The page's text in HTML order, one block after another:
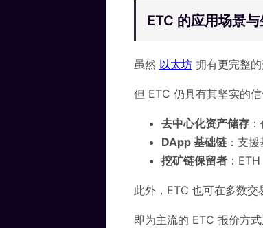
ETC 的应用场景
虽然 以太坊拥有更完整的
但 ETC 仍具有其坚实的
去中心化资产储存：
DApp 基础链：支援
挖矿链保留者：ETH
此外，ETC 也可在多数交
即为主流的 ETC 报价方